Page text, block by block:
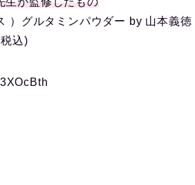
）グルタミンパウダー by 山本義
込)